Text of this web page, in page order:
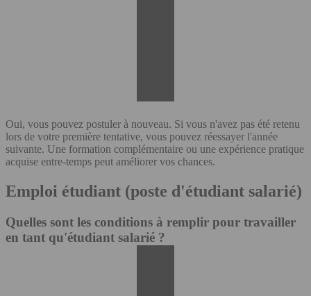
Oui, vous pouvez postuler à nouveau. Si vous n'avez pas été retenu
lors de votre première tentative, vous pouvez réessayer l'année
suivante. Une formation complémentaire ou une expérience pratique
acquise entre-temps peut améliorer vos chances.
Emploi étudiant (poste d'étudiant salarié)
Quelles sont les conditions à remplir pour travailler
en tant qu'étudiant salarié ?